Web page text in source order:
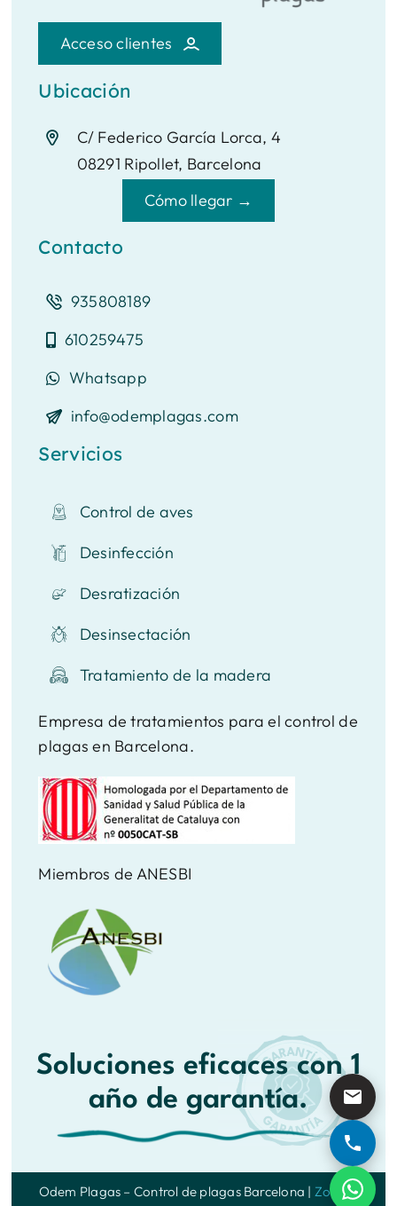
Soluciones eficaces con 1
año de garantía.
Acceso clientes
Ubicación
C/ Federico García Lorca, 4
08291 Ripollet, Barcelona
Cómo llegar →
Contacto
935808189
610259475
Whatsapp
info@odemplagas.com
Servicios
Control de aves
Desinfección
Desratización
Desinsectación
Tratamiento de la madera
Empresa de tratamientos para el control de
plagas en Barcelona.
Miembros de ANESBI
Odem Plagas – Control de plagas Barcelona | Zonas|